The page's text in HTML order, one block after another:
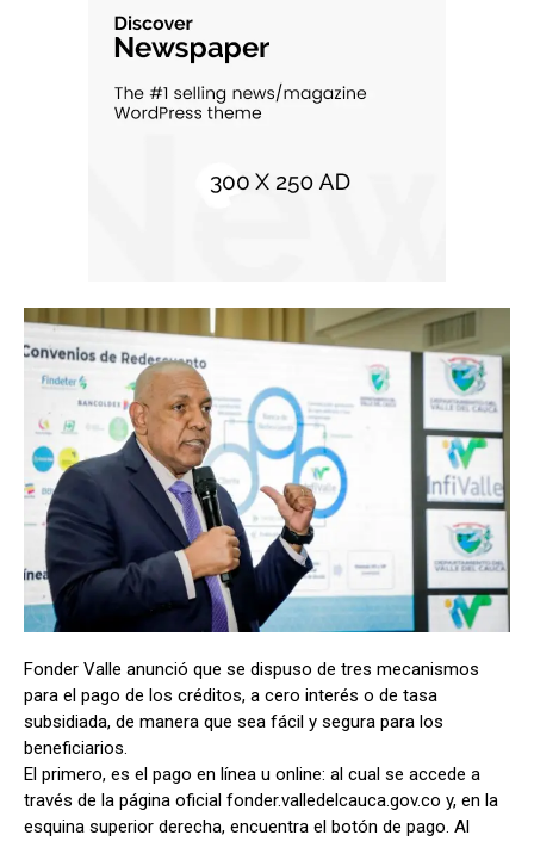
Fonder Valle anunció que se dispuso de tres mecanismos
para el pago de los créditos, a cero interés o de tasa
subsidiada, de manera que sea fácil y segura para los
beneficiarios.
El primero, es el pago en línea u online: al cual se accede a
través de la página oficial fonder.valledelcauca.gov.co y, en la
esquina superior derecha, encuentra el botón de pago. Al